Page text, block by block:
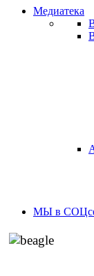
Медиатека
МЫ в